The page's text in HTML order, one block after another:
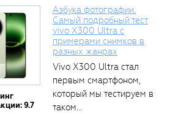
9.7
Азбука фотографии.
Самый подробный тест
vivo X300 Ultra с
примерами снимков в
разных жанрах
Vivo X300 Ultra стал
первым смартфоном,
который мы тестируем в
таком...